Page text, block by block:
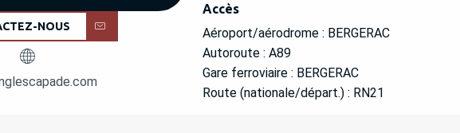
NOUS
Accès
Accès
Aéroport/aérodrome : BERGERAC
Autoroute : A89
Gare ferroviaire : BERGERAC
Route (nationale/départ.) : RN21